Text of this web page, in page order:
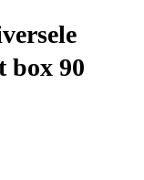
box 90